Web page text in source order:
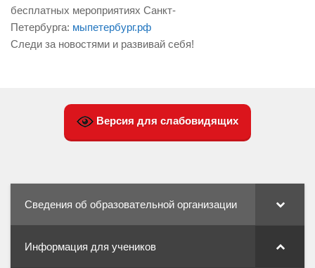
бесплатных мероприятиях Санкт-
Петербурга: мыпетербург.рф
Следи за новостями и развивай себя!
Версия для слабовидящих
Сведения об образовательной организации
Информация для учеников